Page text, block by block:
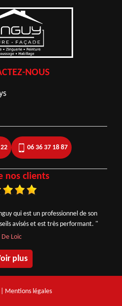
NOUS
06 36 37 18 87
nos clients
qui est un professionnel de son
avisés et est très performant. "
De Loic
plus
Mentions légales